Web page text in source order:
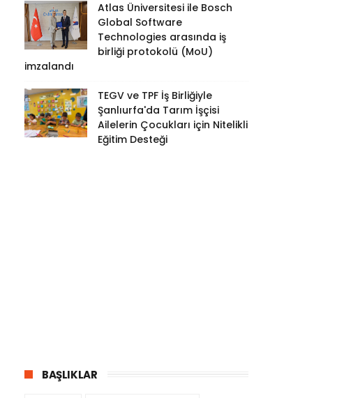
Atlas Üniversitesi ile Bosch
Global Software
Technologies arasında iş
birliği protokolü (MoU)
imzalandı
TEGV ve TPF İş Birliğiyle
Şanlıurfa'da Tarım İşçisi
Ailelerin Çocukları için Nitelikli
Eğitim Desteği
BAŞLIKLAR